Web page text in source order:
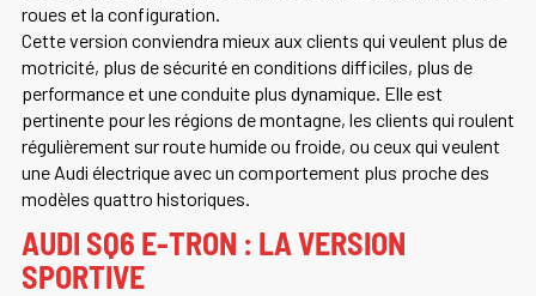
roues et la configuration.
Cette version conviendra mieux aux clients qui veulent plus de
motricité, plus de sécurité en conditions difficiles, plus de
performance et une conduite plus dynamique. Elle est
pertinente pour les régions de montagne, les clients qui roulent
régulièrement sur route humide ou froide, ou ceux qui veulent
une Audi électrique avec un comportement plus proche des
modèles quattro historiques.
AUDI SQ6 E-TRON : LA VERSION
SPORTIVE